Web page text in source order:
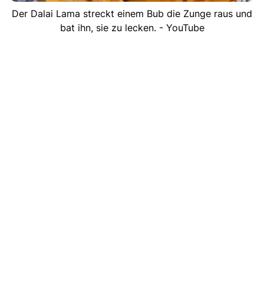
Der Dalai Lama streckt einem Bub die Zunge raus und
bat ihn, sie zu lecken. - YouTube